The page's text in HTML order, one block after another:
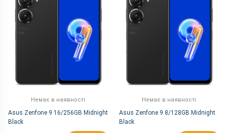
Немає в наявності
Asus Zenfone 9 16/256GB Midnight
Black
Немає в наявності
Asus Zenfone 9 8/128GB Midnight
Black